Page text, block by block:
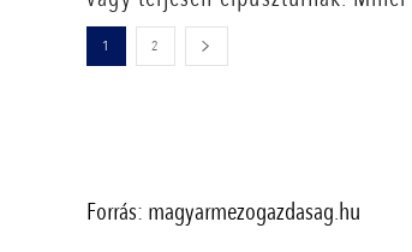
1 2
Forrás: magyarmezogazdasag.hu